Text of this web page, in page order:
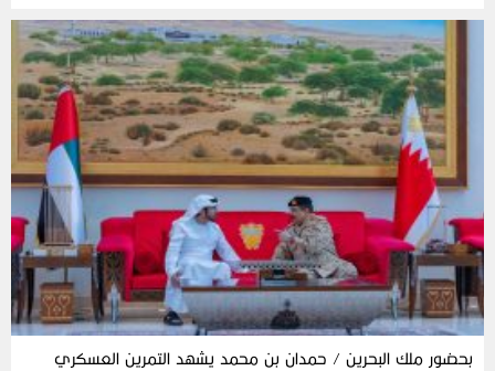
بحضور ملك البحرين / حمدان بن محمد يشهد التمرين العسكري